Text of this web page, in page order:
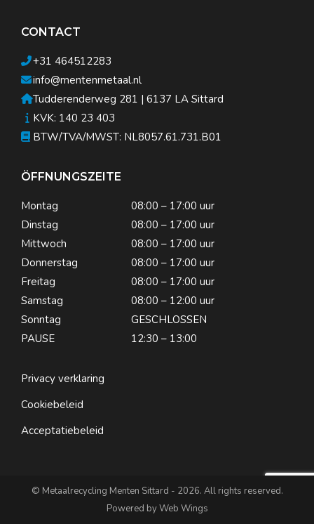
CONTACT
+31 464512283
info@mentenmetaal.nl
Tudderenderweg 281 | 6137 LA Sittard
KVK: 140 23 403
BTW/TVA/MWST: NL8057.61.731.B01
ÖFFNUNGSZEITE
Montag
08:00 – 17:00 uur
Dinstag
08:00 – 17:00 uur
Mittwoch
08:00 – 17:00 uur
Donnerstag
08:00 – 17:00 uur
Freitag
08:00 – 17:00 uur
Samstag
08:00 – 12:00 uur
Sonntag
GESCHLOSSEN
PAUSE
12:30 – 13:00
Privacy verklaring
Cookiebeleid
Acceptatiebeleid
© Metaalrecycling Menten Sittard - 2026. All rights reserved.
Powered byWeb Wings